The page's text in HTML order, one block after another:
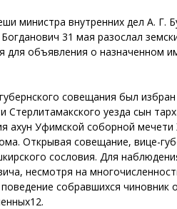
министра внутренних дел А. Г.
31 мая разослал
для объявления о назначенном
совещания был
Стерлитамакского уезда сын
ахун Уфимской соборной
Открывая совещание, вице-
сословия. Для
несмотря на
собравшихся